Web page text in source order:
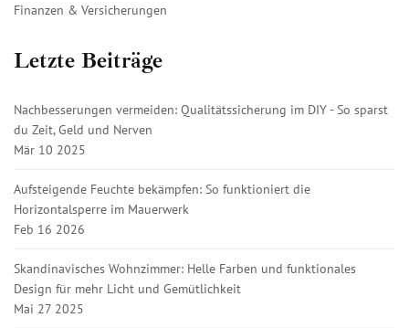
Finanzen & Versicherungen
Letzte Beiträge
Nachbesserungen vermeiden: Qualitätssicherung im DIY - So sparst
du Zeit, Geld und Nerven
Mär 10 2025
Aufsteigende Feuchte bekämpfen: So funktioniert die
Horizontalsperre im Mauerwerk
Feb 16 2026
Skandinavisches Wohnzimmer: Helle Farben und funktionales
Design für mehr Licht und Gemütlichkeit
Mai 27 2025